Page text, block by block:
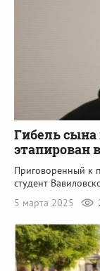
Гибель
этапирован
Приговоренный к
студент
5 марта 2025